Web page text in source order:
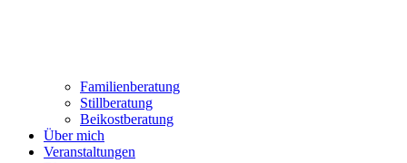
Familienberatung
Stillberatung
Beikostberatung
Über mich
Veranstaltungen